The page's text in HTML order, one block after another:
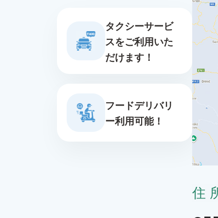
タクシーサービ
スをご利用いた
だけます！
フードデリバリ
ー利用可能！
住